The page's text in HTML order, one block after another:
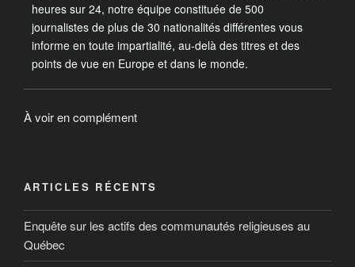
heures sur 24, notre équipe constituée de 500
journalistes de plus de 30 nationalités différentes vous
informe en toute impartialité, au-delà des titres et des
points de vue en Europe et dans le monde.
À voir en complément
ARTICLES RÉCENTS
Enquête sur les actifs des communautés religieuses au
Québec